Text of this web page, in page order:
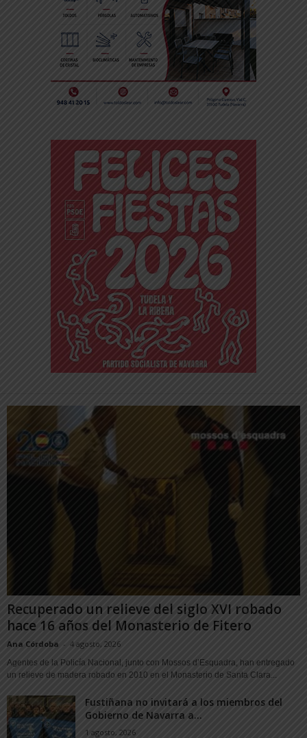
Recuperado un relieve del siglo XVI robado
hace 16 años del Monasterio de Fitero
Ana Córdoba - 4 agosto, 2026
Agentes de la Policía Nacional, junto con Mossos d’Esquadra, han entregado
un relieve de madera robado en 2010 en el Monasterio de Santa Clara...
Fustiñana no invitará a los miembros del
Gobierno de Navarra a...
1 agosto, 2026